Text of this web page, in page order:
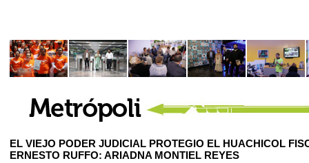
EL VIEJO PODER JUDICIAL PROTEGIO EL HUACHICOL
ERNESTO RUFFO: ARIADNA MONTIEL REYES